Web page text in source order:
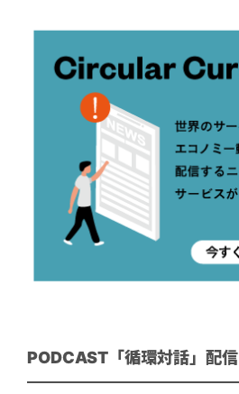
PODCAST「循環対話」配信